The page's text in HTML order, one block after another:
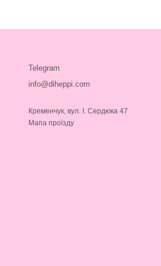
Telegram
info@diheppi.com
Кременчук, вул. І. Сердюка 47
Мапа проїзду